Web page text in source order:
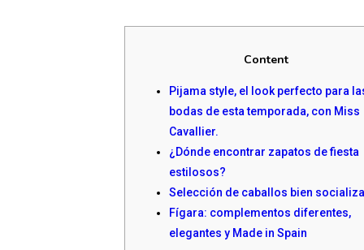
Content
Pijama style, el look perfecto para
bodas de esta temporada, con Miss
Cavallier.
¿Dónde encontrar zapatos de fiesta
estilosos?
Selección de caballos bien
Fígara: complementos diferentes,
elegantes y Made in Spain